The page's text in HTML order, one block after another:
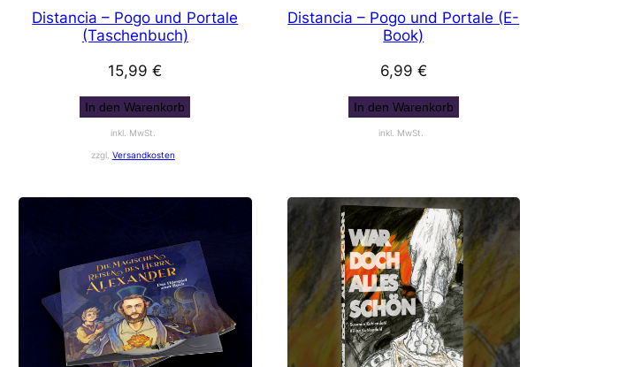
Distancia – Pogo und Portale
(Taschenbuch)
15,99€
In den Warenkorb
inkl. MwSt.
zzgl. Versandkosten
Distancia – Pogo und Portale (E-
Book)
6,99 €
In den Warenkorb
inkl. MwSt.